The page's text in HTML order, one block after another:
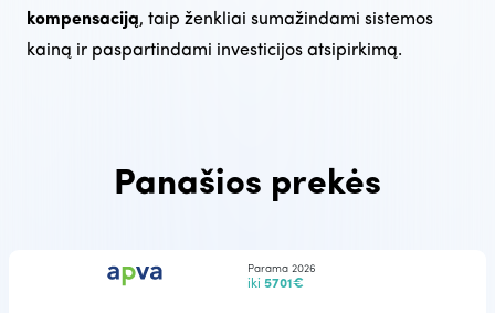
kompensaciją, taip ženkliai sumažindami sistemos
kainą ir paspartindami investicijos atsipirkimą.
Panašios prekės
Parama 2026
iki 5701€